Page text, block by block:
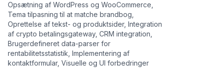
Opsætning af WordPress og WooCommerce,
Tema tilpasning til at matche brandbog,
Oprettelse af tekst- og produktsider, Integration
af crypto betalingsgateway, CRM integration,
Brugerdefineret data-parser for
rentabilitetsstatistik, Implementering af
kontaktformular, Visuelle og UI forbedringer